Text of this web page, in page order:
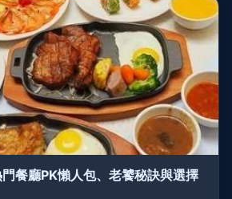
餐廳PK懶人包、老饕秘訣與選擇